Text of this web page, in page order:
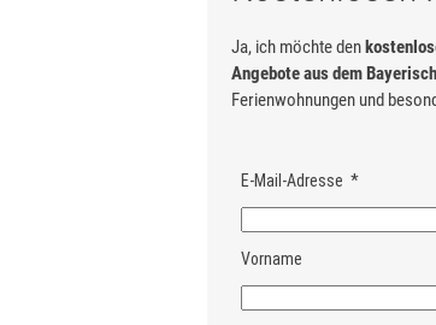
Ja, ich möchte den
Angebote aus dem
Ferienwohnungen und